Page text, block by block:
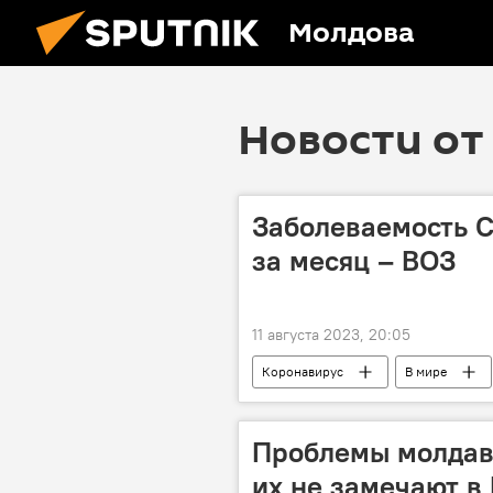
Молдова
Новости
Заболеваемость
за месяц – ВОЗ
11 августа 2023, 20:05
Коронавирус В мире
Проблемы